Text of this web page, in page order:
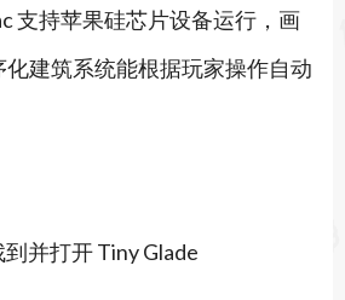
支持苹果硅芯片设备运行，画
建筑系统能根据玩家操作自动
节，带来极强的沉浸感和成就
用直观工具在无网格环境中绘
并打开 Tiny Glade